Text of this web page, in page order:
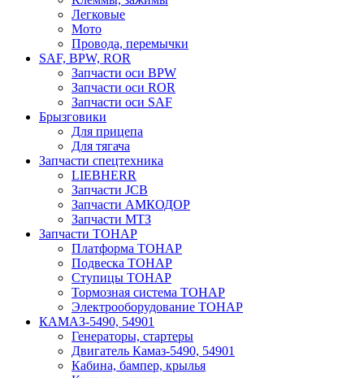
Легковые
Мото
Провода, перемычки
SAF, BPW, ROR
Запчасти оси BPW
Запчасти оси ROR
Запчасти оси SAF
Брызговики
Для прицепа
Для тягача
Запчасти спецтехника
LIEBHERR
Запчасти JCB
Запчасти АМКОДОР
Запчасти МТЗ
Запчасти ТОНАР
Платформа ТОНАР
Подвеска ТОНАР
Ступицы ТОНАР
Тормозная система ТОНАР
Электрооборудование ТОНАР
КАМАЗ-5490, 54901
Генераторы, стартеры
Двигатель Камаз-5490, 54901
Кабина, бампер, крылья